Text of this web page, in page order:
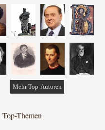
Mehr Top-Autoren
Top-Themen